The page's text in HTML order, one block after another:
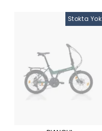
Stokta Yok